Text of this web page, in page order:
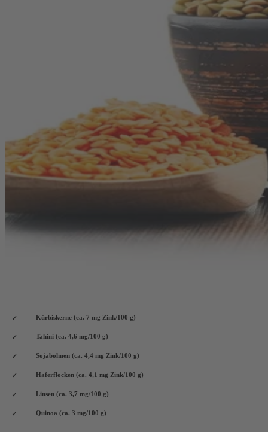
Kürbiskerne (ca. 7 mg Zink/100 g)
Tahini (ca. 4,6 mg/100 g)
Sojabohnen (ca. 4,4 mg Zink/100 g)
Haferflocken (ca. 4,1 mg Zink/100 g)
Linsen (ca. 3,7 mg/100 g)
Quinoa (ca. 3 mg/100 g)